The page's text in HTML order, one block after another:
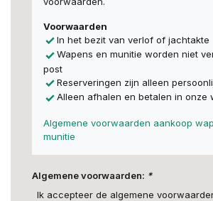
Voorwaarden
In het bezit van verlof of jachtakte
Wapens en munitie worden niet
post
Reserveringen zijn alleen
Alleen afhalen en betalen in onze
Algemene voorwaarden aankoop
munitie
Algemene voorwaarden: *
Ik accepteer de algemene